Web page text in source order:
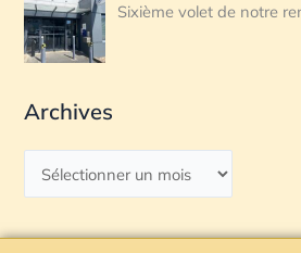
Sixième volet de notre
Archives